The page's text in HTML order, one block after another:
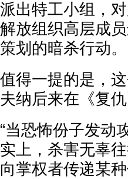
派出特工小组，
解放组织高层成
策划的暗杀行动。
值得一提的是，
夫纳后来在《复
“当恐怖份子发动
实上，杀害无辜
向掌权者传递某